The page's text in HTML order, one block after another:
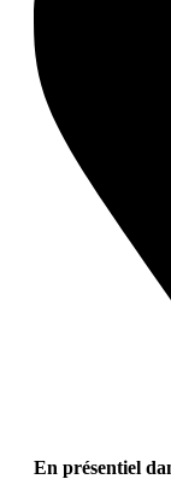
En présentiel